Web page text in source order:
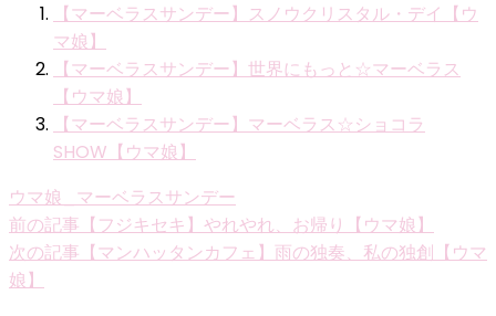
【マーベラスサンデー】スノウクリスタル・デイ【ウ
マ娘】
【マーベラスサンデー】世界にもっと☆マーベラス
【ウマ娘】
【マーベラスサンデー】マーベラス☆ショコラ
SHOW【ウマ娘】
ウマ娘_マーベラスサンデー
投
稿
前の記事 【フジキセキ】やれやれ、お帰り【ウマ娘】
次の記事 【マンハッタンカフェ】雨の独奏、私の独創【ウマ
娘】